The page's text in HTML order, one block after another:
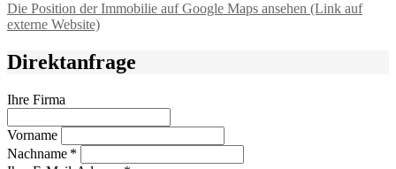
Die Position der Immobilie auf Google Maps ansehen (Link auf
externe Website)
Direktanfrage
Ihre Firma
Vorname
Nachname *